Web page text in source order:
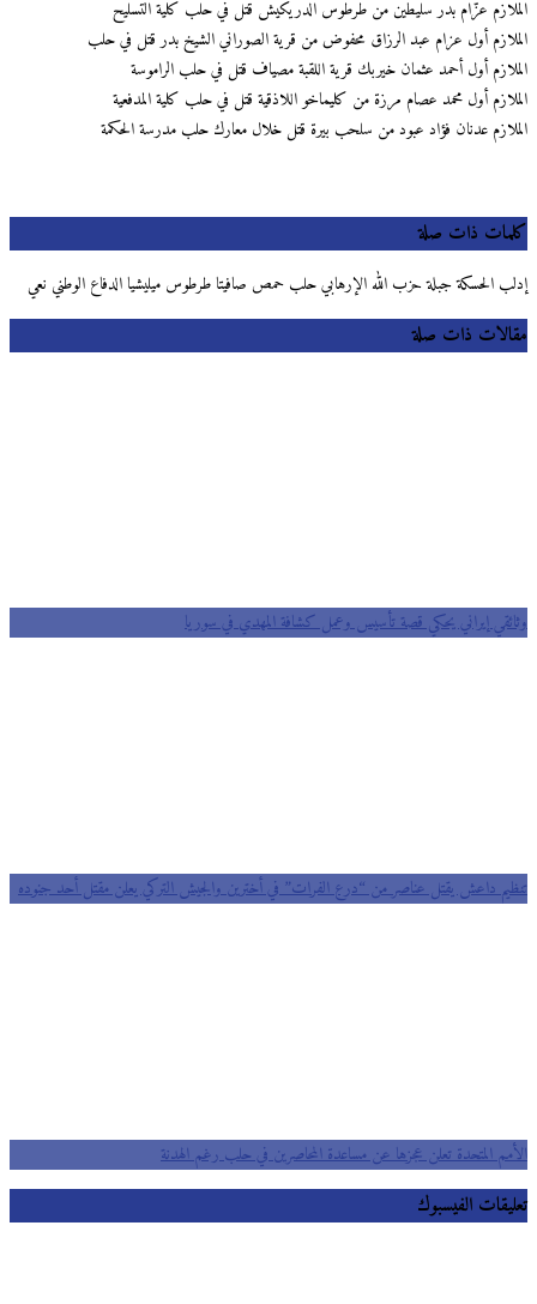
الملازم عزّام بدر سليطين من طرطوس الدريكيش قتل في حلب كلية التسليح
الملازم أول عزام عبد الرزاق محفوض من قرية الصوراني الشيخ بدر قتل في حلب
الملازم أول أحمد عثمان خيربك قرية اللقبة مصياف قتل في حلب الراموسة
الملازم أول محمد عصام مرزة من كليماخو اللاذقية قتل في حلب كلية المدفعية
الملازم عدنان فؤاد عبود من سلحب بيرة قتل خلال معارك حلب مدرسة الحكمة
كلمات ذات صلة
إدلب الحسكة جبلة حزب الله الإرهابي حلب حمص صافيتا طرطوس ميليشيا الدفاع الوطني نعي
مقالات ذات صلة
وثائقي إيراني يحكي قصة تأسيس وعمل كشافة المهدي في سوريا
تنظيم داعش يقتل عناصر من “درع الفرات” في أخترين والجيش التركي يعلن مقتل أحد جنوده
الأمم المتحدة تعلن عجزها عن مساعدة المحاصرين في حلب رغم الهدنة
تعليقات الفيسبوك